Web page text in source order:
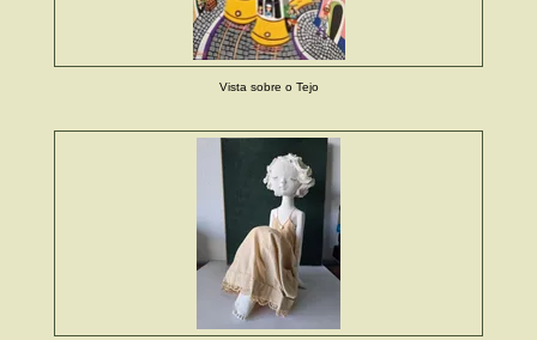
Vista sobre o Tejo